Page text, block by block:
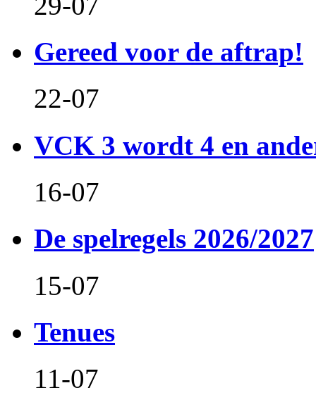
Gereed voor de aftrap!
22-07
VCK 3 wordt 4 en
16-07
De spelregels 2026/2027
15-07
Tenues
11-07